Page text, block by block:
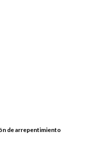
de arrepentimiento